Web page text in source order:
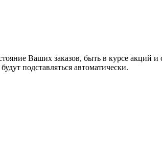
Ваших заказов, быть в курсе
подставляться автоматически.